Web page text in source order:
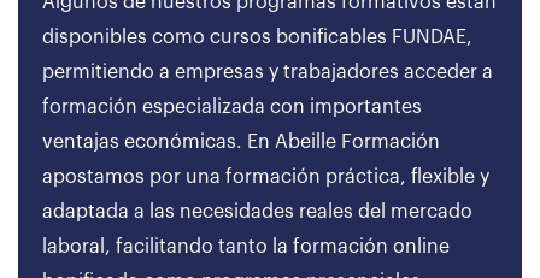
disponibles como cursos bonificables FUNDAE,
permitiendo a empresas y trabajadores acceder a
formación especializada con importantes
ventajas económicas. En Abeille Formación
apostamos por una formación práctica, flexible y
adaptada a las necesidades reales del mercado
laboral, facilitando tanto la formación online